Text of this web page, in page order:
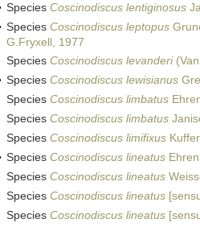
Species Coscinodiscus lentiginosus
Species Coscinodiscus leptopus
G.Fryxell, 1977
Species Coscinodiscus levanderi(Van
Species Coscinodiscus lewisianus
Species Coscinodiscus limbatus
Species Coscinodiscus limbatus
Species Coscinodiscus limifixus
Species Coscinodiscus lineatus
Species Coscinodiscus lineatus
Species Coscinodiscus lineatus
Species Coscinodiscus lineatus